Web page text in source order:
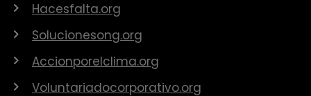
Hacesfalta.org
Solucionesong.org
Accionporelclima.org
Voluntariadocorporativo.org